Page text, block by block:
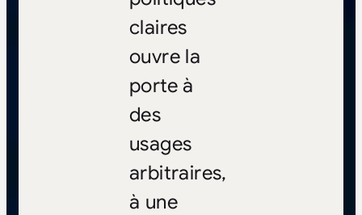
claires
ouvre la
porte à
des
usages
arbitraires,
à une